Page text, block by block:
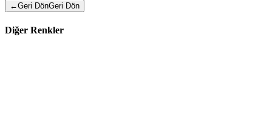
←Geri DönGeri Dön
Diğer Renkler